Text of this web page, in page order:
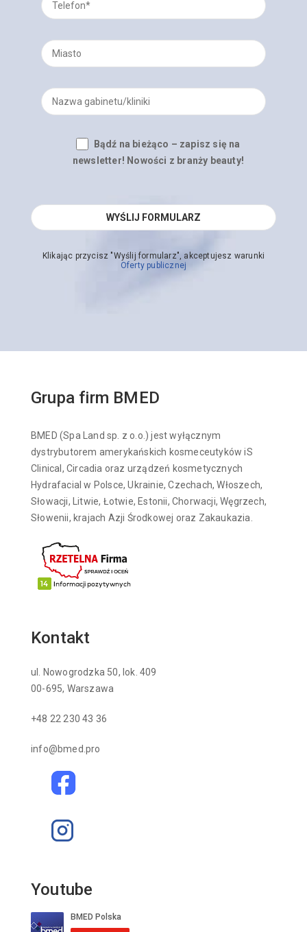
Bądź na bieżąco – zapisz się na
newsletter! Nowości z branży beauty!
Klikając przycisz "Wyślij formularz", akceptujesz warunki
Oferty publicznej
Grupa firm BMED
BMED (Spa Land sp. z o.o.) jest wyłącznym
dystrybutorem amerykańskich kosmeceutyków iS
Clinical, Circadia oraz urządzeń kosmetycznych
Hydrafacial w Polsce, Ukrainie, Czechach, Włoszech,
Słowacji, Litwie, Łotwie, Estonii, Chorwacji, Węgrzech,
Słowenii, krajach Azji Środkowej oraz Zakaukazia.
Kontakt
ul. Nowogrodzka 50, lok. 409
00-695, Warszawa
+48 22 230 43 36
info@bmed.pro
Youtube